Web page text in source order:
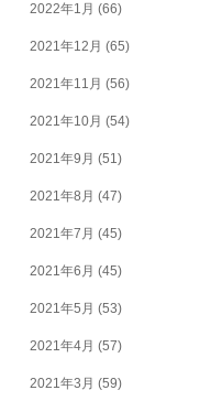
2022年1月 (66)
2021年12月 (65)
2021年11月 (56)
2021年10月 (54)
2021年9月 (51)
2021年8月 (47)
2021年7月 (45)
2021年6月 (45)
2021年5月 (53)
2021年4月 (57)
2021年3月 (59)